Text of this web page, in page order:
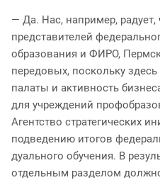
— Да. Нас, например,
представителей
образования и ФИРО,
передовых, поскольку
палаты и активность
для учреждений
Агентство стратегических
подведению итогов
дуального обучения. В
отдельным разделом